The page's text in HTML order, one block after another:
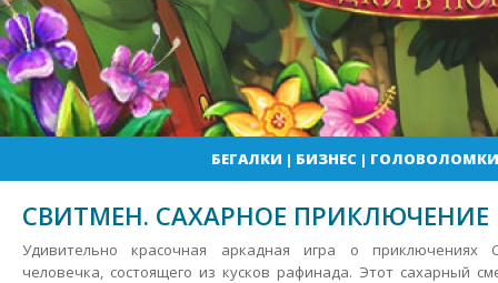
БЕГАЛКИ | БИЗНЕС| ГОЛОВОЛОМКИ
СВИТМЕН. САХАРНОЕ ПРИКЛЮЧЕНИЕ
Удивительно красочная аркадная игра о приключениях
человечка, состоящего из кусков рафинада. Этот сахарный